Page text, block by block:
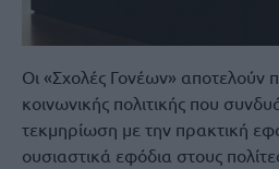
Οι «Σχολές Γονέων» αποτελούν
κοινωνικής πολιτικής που
τεκμηρίωση με την πρακτική
ουσιαστικά εφόδια στους